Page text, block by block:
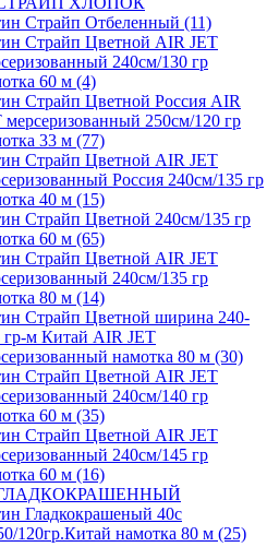
Страйп Отбеленный (11)
Страйп Цветной AIR JET
240см/130 гр
60 м (4)
Страйп Цветной Россия AIR
мерсеризованный 250см/120 гр
33 м (77)
Страйп Цветной AIR JET
Россия 240см/135 гр
40 м (15)
Страйп Цветной 240см/135 гр
60 м (65)
Страйп Цветной AIR JET
240см/135 гр
80 м (14)
Страйп Цветной ширина 240-
гр-м Китай AIR JET
намотка 80 м (30)
Страйп Цветной AIR JET
240см/140 гр
60 м (35)
Страйп Цветной AIR JET
240см/145 гр
60 м (16)
Гладкокрашеный 40с
120гр.Китай намотка 80 м (25)